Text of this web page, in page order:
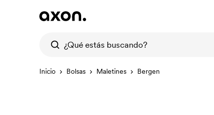
Inicio Bolsas Maletines Bergen